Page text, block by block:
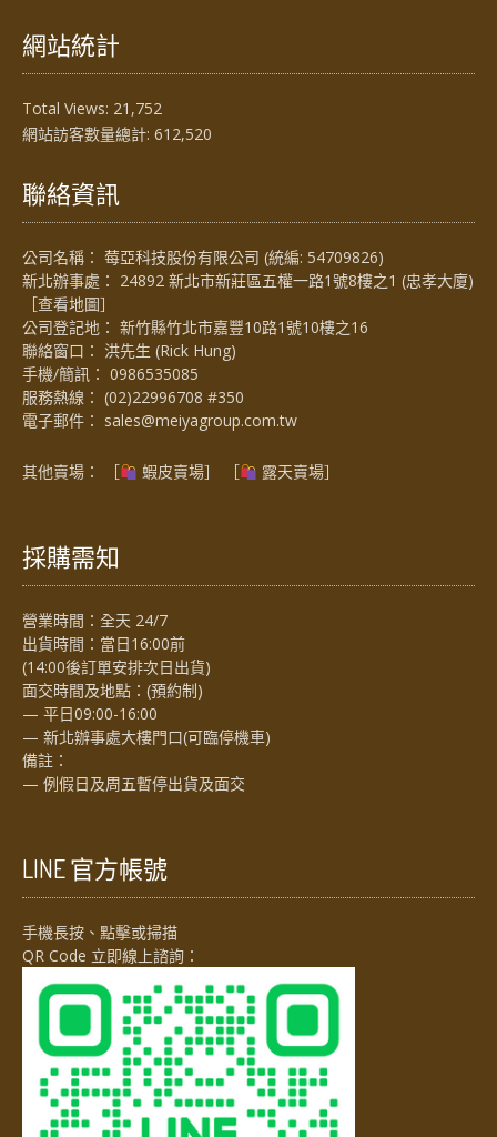
網站統計
Total Views: 21,752
網站訪客數量總計: 612,520
聯絡資訊
公司名稱： 莓亞科技股份有限公司 (統編: 54709826)
新北辦事處： 24892 新北市新莊區五權一路1號8樓之1 (忠孝大廈)
［查看地圖］
公司登記地： 新竹縣竹北市嘉豐10路1號10樓之16
聯絡窗口： 洪先生 (Rick Hung)
手機/簡訊： 0986535085
服務熱線： (02)22996708 #350
電子郵件： sales@meiyagroup.com.tw
其他賣場： ［ 蝦皮賣場］ ［ 露天賣場］
採購需知
營業時間：全天 24/7
出貨時間：當日16:00前
(14:00後訂單安排次日出貨)
面交時間及地點：(預約制)
— 平日09:00-16:00
— 新北辦事處大樓門口(可臨停機車)
備註：
— 例假日及周五暫停出貨及面交
LINE 官方帳號
手機長按、點擊或掃描
QR Code 立即線上諮詢：